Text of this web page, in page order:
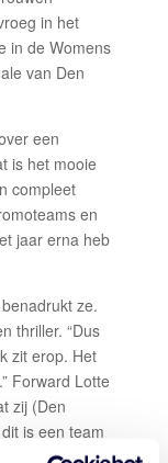
in het
in de Womens
van Den
een
is het mooie
compleet
en
jaar erna heb
ze.
thriller. “Dus
zit erop. Het
Forward Lotte
zij (Den
is een team
op, werken